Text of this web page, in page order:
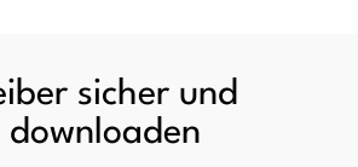
sicher und
downloaden